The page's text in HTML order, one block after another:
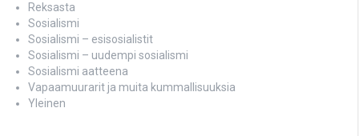
Reksasta
Sosialismi
Sosialismi – esisosialistit
Sosialismi – uudempi sosialismi
Sosialismi aatteena
Vapaamuurarit ja muita kummallisuuksia
Yleinen